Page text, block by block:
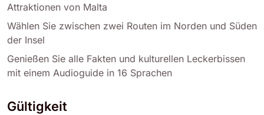
Attraktionen von Malta
Wählen Sie zwischen zwei Routen im Norden und Süden
der Insel
Genießen Sie alle Fakten und kulturellen Leckerbissen
mit einem Audioguide in 16 Sprachen
Gültigkeit